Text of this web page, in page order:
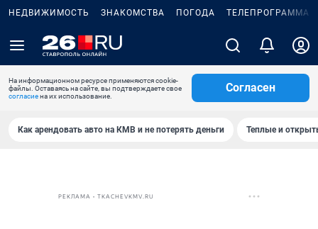
НЕДВИЖИМОСТЬ ЗНАКОМСТВА ПОГОДА ТЕЛЕПРОГРАММА
На информационном ресурсе применяются cookie-
файлы. Оставаясь на сайте, вы подтверждаете свое
согласиена их использование.
Согласен
Как арендовать авто на КМВ и не потерять деньги Теплые и
РЕКЛАМА • TKACHEVKMV.RU